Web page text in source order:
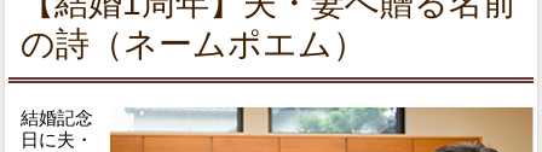
の詩（ネームポエム）
結婚記念
日に夫・